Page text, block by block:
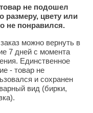
не подошел
размеру, цвету или
не понравился.
можно вернуть в
7 дней с момента
Единственное
- товар не
и сохранен
вид (бирки,